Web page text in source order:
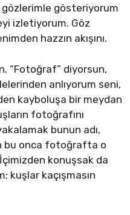
gözlerimle gösteriyorum
izletiyorum. Göz
hazzın akışını.
“Fotoğraf” diyorsun,
anlıyorum seni,
kayboluşa bir meydan
fotoğrafını
bunun adı,
bu onca fotoğrafta o
konuşsak da
kuşlar kaçışmasın